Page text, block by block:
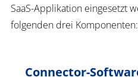
SaaS-Applikation eingesetzt
folgenden drei Komponenten:
Connector-